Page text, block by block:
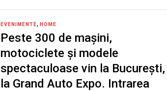
EVENIMENTE, HOME
Peste 300 de mașini,
motociclete și modele
spectaculoase vin la București,
la Grand Auto Expo. Intrarea